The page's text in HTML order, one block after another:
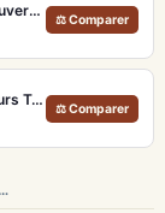
Sennheiser HD 650 – Casque audiophile ouvert pour l'écoute analytique
⚖ Comparer
Devialet Gemini II Opéra de Paris – Écouteurs True Wireless audiophiles plaqués or
⚖ Comparer